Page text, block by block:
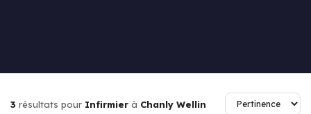
3 résultats pour Infirmier à Chanly Wellin